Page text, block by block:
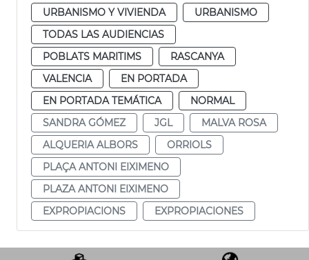
URBANISMO Y VIVIENDA
URBANISMO
TODAS LAS AUDIENCIAS
POBLATS MARITIMS
RASCANYA
VALENCIA
EN PORTADA
EN PORTADA TEMÁTICA
NORMAL
SANDRA GÓMEZ
JGL
MALVA ROSA
ALQUERIA ALBORS
ORRIOLS
PLAÇA ANTONI EIXIMENO
PLAZA ANTONI EIXIMENO
EXPROPIACIONS
EXPROPIACIONES